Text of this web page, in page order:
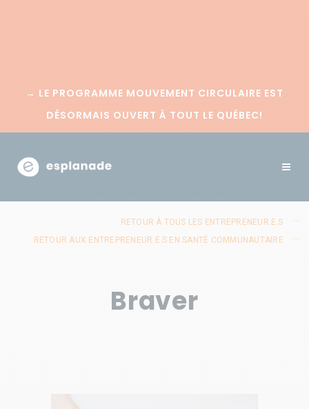
→ LE PROGRAMME MOUVEMENT CIRCULAIRE EST
DÉSORMAIS OUVERT À TOUT LE QUÉBEC!
RETOUR À TOUS LES ENTREPRENEUR.E.S
RETOUR AUX ENTREPRENEUR.E.S EN SANTÉ COMMUNAUTAIRE
Braver